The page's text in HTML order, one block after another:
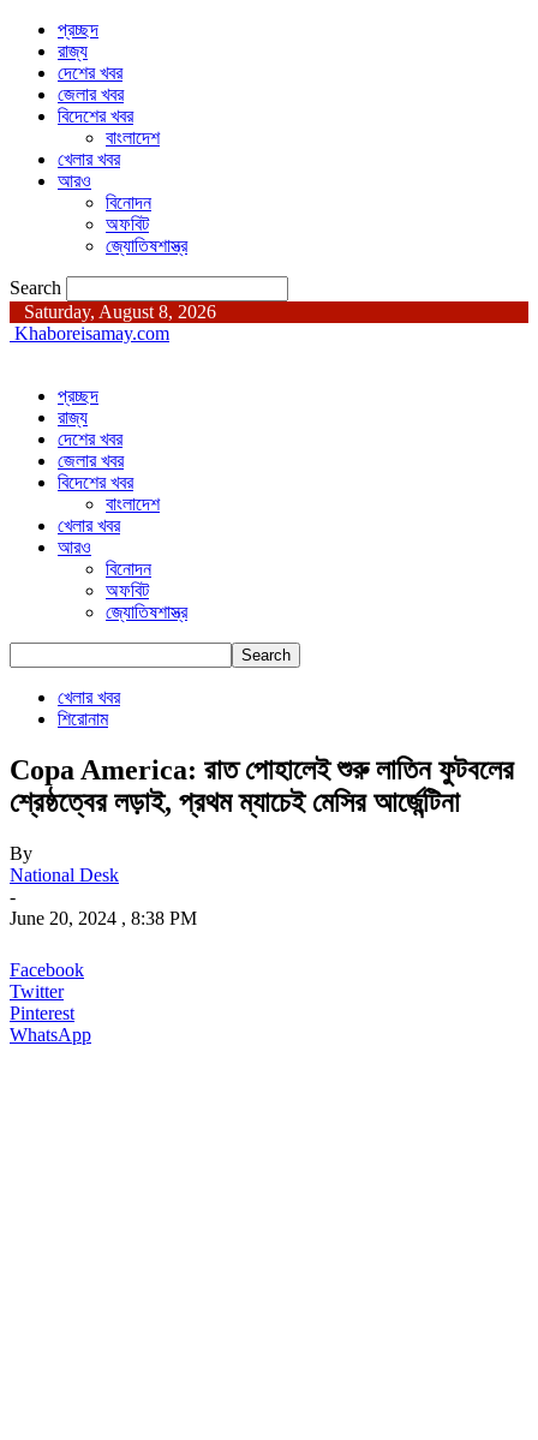
প্রচ্ছদ
রাজ্য
দেশের খবর
জেলার খবর
বিদেশের খবর
বাংলাদেশ
খেলার খবর
আরও
বিনোদন
অফবিট
জ্যোতিষশাস্ত্র
Search
Saturday, August 8, 2026
Khaboreisamay.com
প্রচ্ছদ
রাজ্য
দেশের খবর
জেলার খবর
বিদেশের খবর
বাংলাদেশ
খেলার খবর
আরও
বিনোদন
অফবিট
জ্যোতিষশাস্ত্র
খেলার খবর
শিরোনাম
Copa America: রাত পোহালেই শুরু লাতিন ফুটবলের
শ্রেষ্ঠত্বের লড়াই, প্রথম ম্যাচেই মেসির আর্জেন্টিনা
By
National Desk
-
June 20, 2024 , 8:38 PM
Facebook
Twitter
Pinterest
WhatsApp